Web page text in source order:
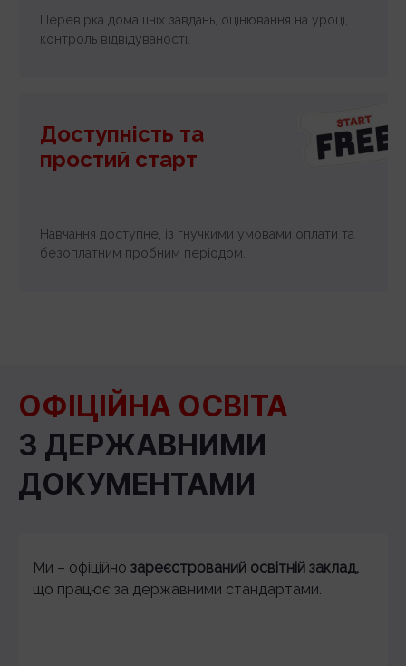
Перевірка домашніх завдань, оцінювання на уроці,
контроль відвідуваності.
Доступність та
простий старт
Навчання доступне, із гнучкими умовами оплати та
безоплатним пробним періодом.
ОФІЦІЙНА ОСВІТА
З ДЕРЖАВНИМИ
ДОКУМЕНТАМИ
Ми – офіційно зареєстрований освітній заклад,
що працює за державними стандартами.